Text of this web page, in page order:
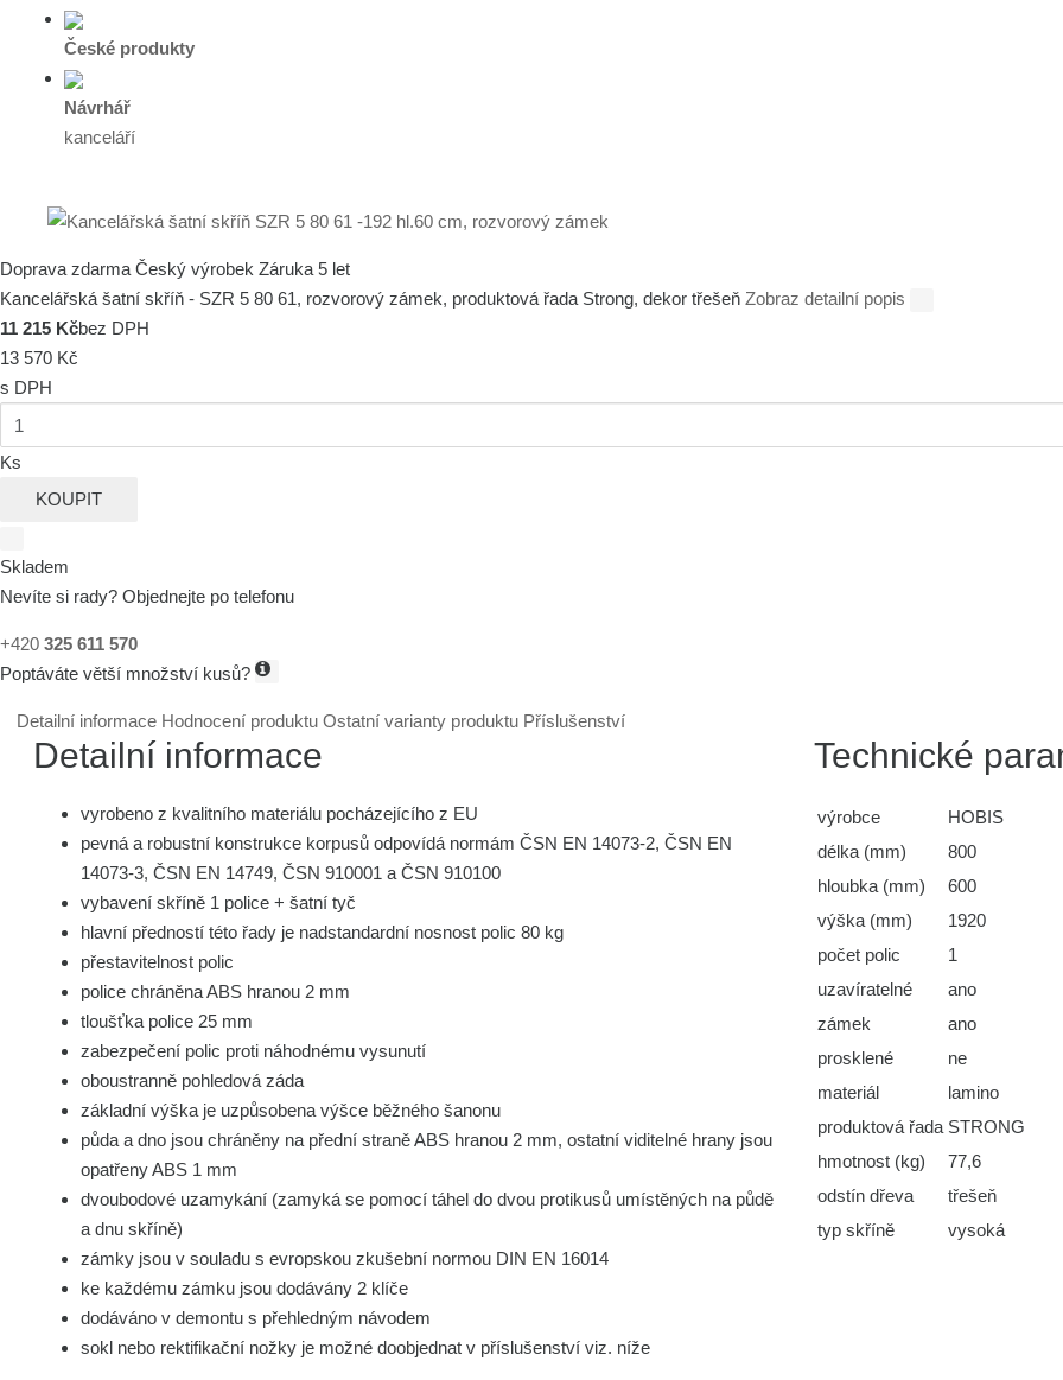
České produkty
Návrhář
kanceláří
Doprava zdarma Český výrobek Záruka 5 let
Kancelářská šatní skříň - SZR 5 80 61, rozvorový zámek, produktová řada Strong, dekor třešeň Zobraz detailní popis
11 215 Kčbez DPH
13 570 Kč
s DPH
Ks
KOUPIT
Skladem
Nevíte si rady? Objednejte po telefonu
+420 325 611 570
Poptáváte větší množství kusů?
Detailní informace Hodnocení produktuOstatní varianty produktu Příslušenství
Detailní informace
vyrobeno z kvalitního materiálu pocházejícího z EU
pevná a robustní konstrukce korpusů odpovídá normám ČSN EN 14073-2, ČSN EN
14073-3, ČSN EN 14749, ČSN 910001 a ČSN 910100
vybavení skříně 1 police + šatní tyč
hlavní předností této řady je nadstandardní nosnost polic 80 kg
přestavitelnost polic
police chráněna ABS hranou 2 mm
tloušťka police 25 mm
zabezpečení polic proti náhodnému vysunutí
oboustranně pohledová záda
základní výška je uzpůsobena výšce běžného šanonu
půda a dno jsou chráněny na přední straně ABS hranou 2 mm, ostatní viditelné hrany jsou
opatřeny ABS 1 mm
dvoubodové uzamykání (zamyká se pomocí táhel do dvou protikusů umístěných na půdě
a dnu skříně)
zámky jsou v souladu s evropskou zkušební normou DIN EN 16014
ke každému zámku jsou dodávány 2 klíče
dodáváno v demontu s přehledným návodem
sokl nebo rektifikační nožky je možné doobjednat v příslušenství viz. níže
Technické
výrobce
HOBIS
délka (mm)
800
hloubka (mm)
600
výška (mm)
1920
počet polic
1
uzavíratelné
ano
zámek
ano
prosklené
ne
materiál
lamino
produktová řada STRONG
hmotnost (kg)
77,6
odstín dřeva
třešeň
typ skříně
vysoká